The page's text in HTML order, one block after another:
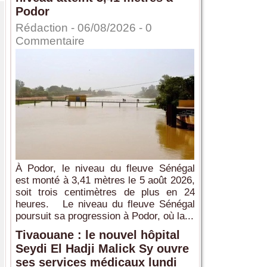
Podor
Rédaction - 06/08/2026 - 0
Commentaire
À Podor, le niveau du fleuve Sénégal
est monté à 3,41 mètres le 5 août 2026,
soit trois centimètres de plus en 24
heures. Le niveau du fleuve Sénégal
poursuit sa progression à Podor, où la...
Tivaouane : le nouvel hôpital
Seydi El Hadji Malick Sy ouvre
ses services médicaux lundi